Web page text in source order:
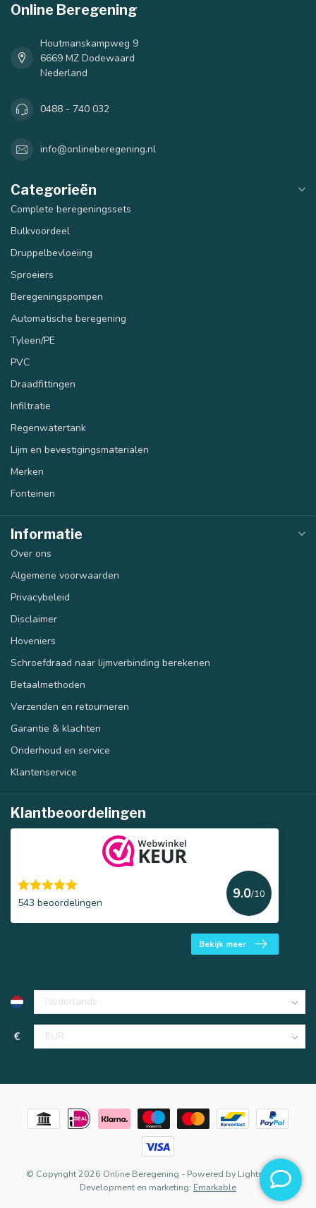
Online Beregening
Houtmanskampweg 9
6669 MZ Dodewaard
Nederland
0488 - 740 032
info@onlineberegening.nl
Categorieën
Complete beregeningssets
Bulkvoordeel
Druppelbevloeiing
Sproeiers
Beregeningspompen
Automatische beregening
Tyleen/PE
PVC
Draadfittingen
Infiltratie
Regenwatertank
Lijm en bevestigingsmaterialen
Merken
Fonteinen
Informatie
Over ons
Algemene voorwaarden
Privacybeleid
Disclaimer
Hoveniers
Schroefdraad naar lijmverbinding berekenen
Betaalmethoden
Verzenden en retourneren
Garantie & klachten
Onderhoud en service
Klantenservice
Klantbeoordelingen
543 beoordelingen
9.0/10
Bekijk meer
€
© Copyright 2026 Online Beregening - Powered by Lightspeed-
Development en marketing: Emarkable